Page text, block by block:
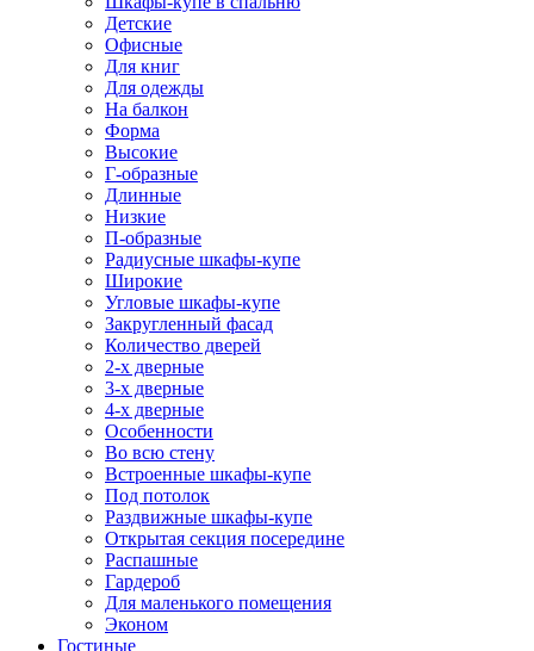
Детские
Офисные
Для книг
Для одежды
На балкон
Форма
Высокие
Г-образные
Длинные
Низкие
П-образные
Радиусные шкафы-купе
Широкие
Угловые шкафы-купе
Закругленный фасад
Количество дверей
2-х дверные
3-х дверные
4-х дверные
Особенности
Во всю стену
Встроенные шкафы-купе
Под потолок
Раздвижные шкафы-купе
Открытая секция посередине
Распашные
Гардероб
Для маленького помещения
Эконом
Гостиные